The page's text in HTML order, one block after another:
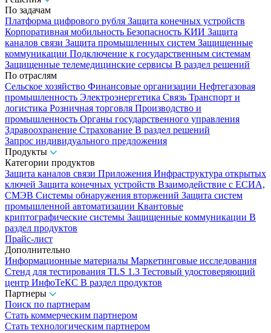
По задачам
Платформа цифрового рубля Защита конечных устройств
Корпоративная мобильность Безопасность КИИ Защита
каналов связи Защита промышленных систем Защищенные
коммуникации Подключение к государственным системам
Защищенные телемедицинские сервисы В раздел решений
По отраслям
Сельское хозяйство Финансовые организации Нефтегазовая
промышленность Электроэнергетика Связь Транспорт и
логистика Розничная торговля Производство и
промышленность Органы государственного управления
Здравоохранение Страхование В раздел решений
Запрос индивидуального предложения
Продукты
Категории продуктов
Защита каналов связи Приложения Инфраструктура открытых
ключей Защита конечных устройств Взаимодействие с ЕСИА,
СМЭВ Системы обнаружения вторжений Защита систем
промышленной автоматизации Квантовые
криптографические системы Защищенные коммуникации В
раздел продуктов
Прайс-лист
Дополнительно
Информационные материалы Маркетинговые исследования
Стенд для тестирования TLS 1.3 Тестовый удостоверяющий
центр ИнфоТеКС В раздел продуктов
Партнеры
Поиск по партнерам
Стать коммерческим партнером
Стать технологическим партнером